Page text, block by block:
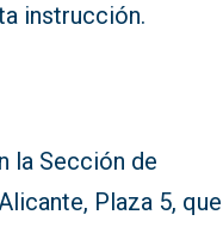
instrucción.
la Sección de
Plaza 5, que